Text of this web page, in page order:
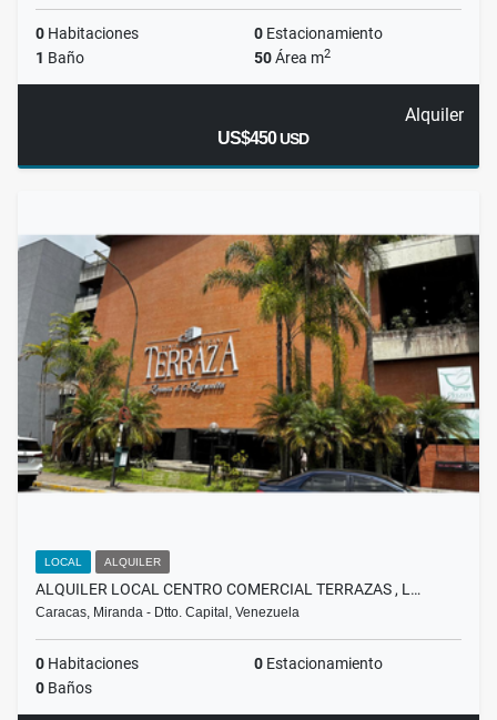
0 Habitaciones 0 Estacionamiento
1 Baño 50Área m2
Alquiler
US$450USD
LOCAL ALQUILER
ALQUILER LOCAL CENTRO COMERCIAL TERRAZAS , L…
Caracas, Miranda - Dtto. Capital, Venezuela
0 Habitaciones 0 Estacionamiento
0 Baños